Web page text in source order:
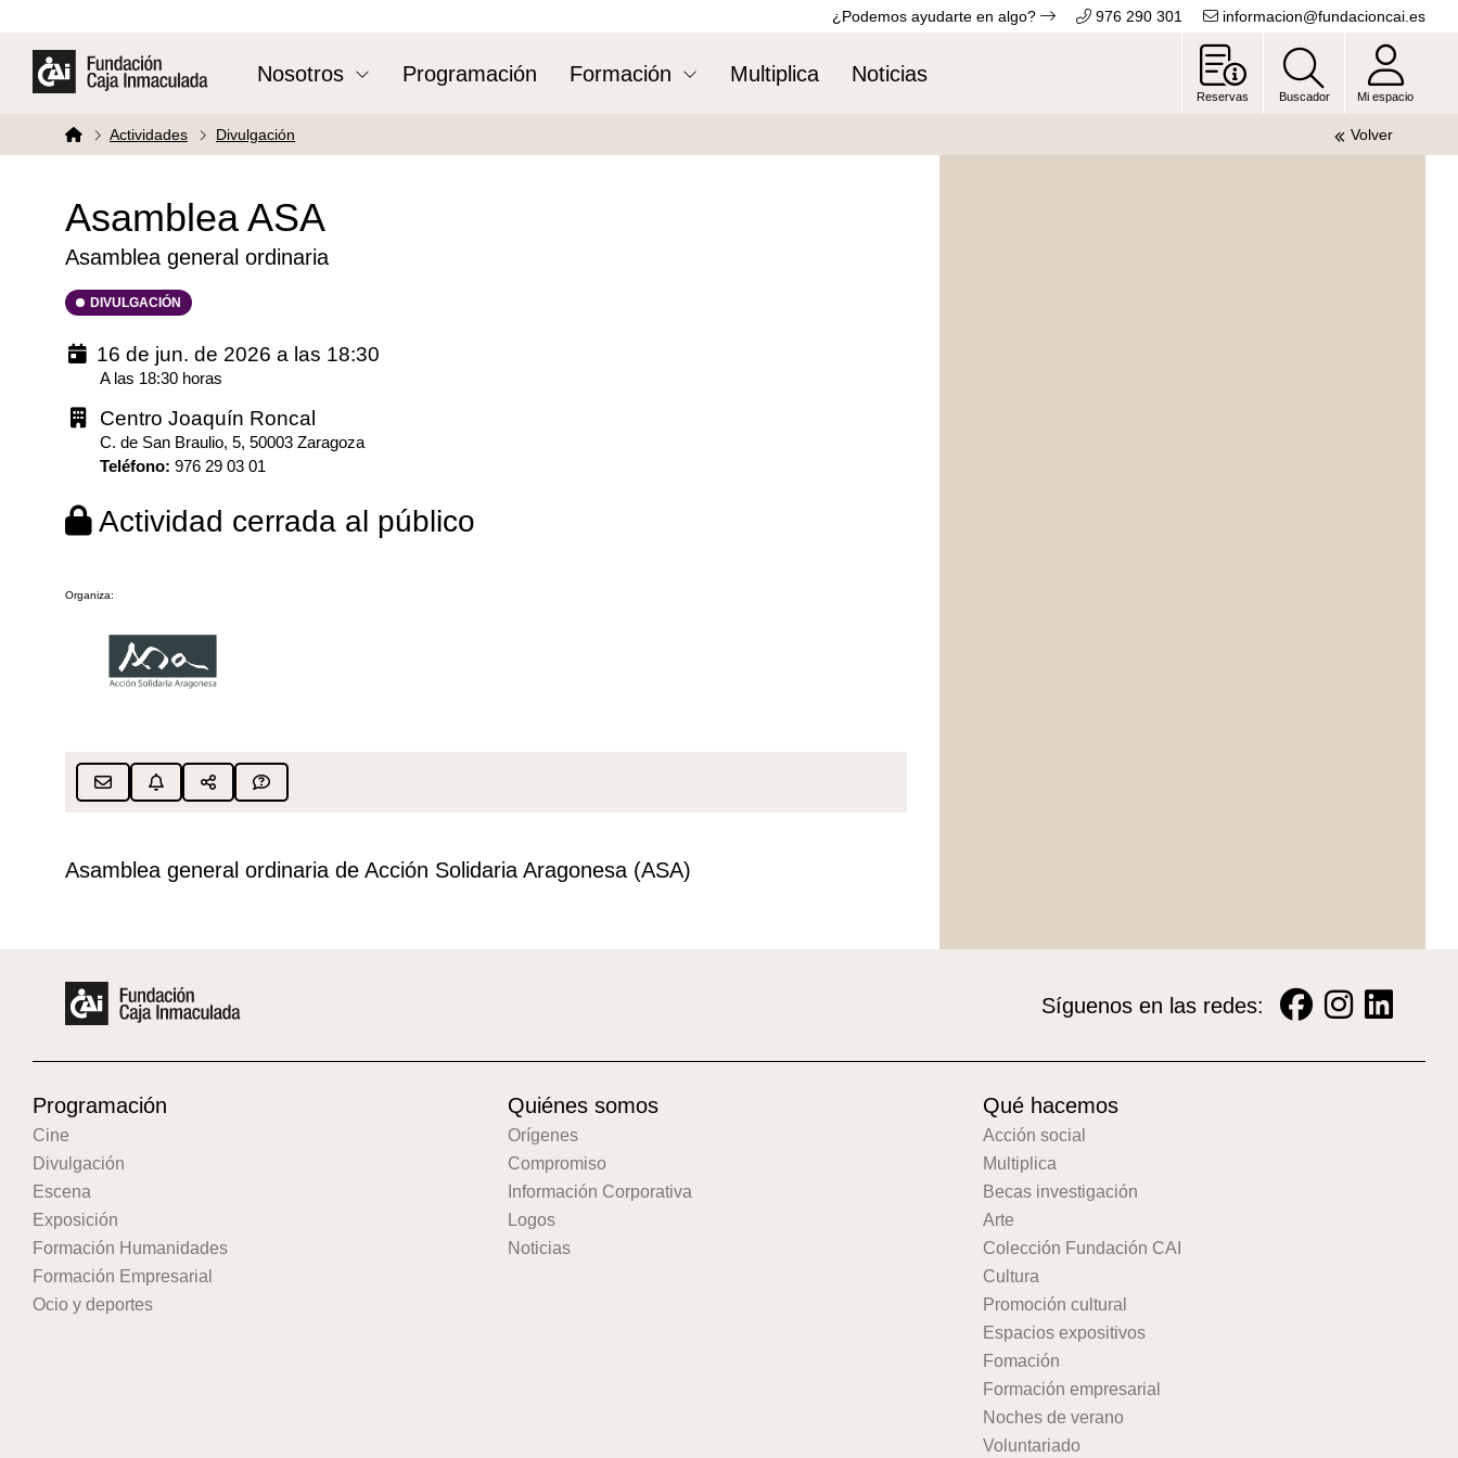
¿Podemos ayudarte en algo? 976 290 301 informacion@fundacioncai.es
Nosotros Programación Formación Multiplica Noticias
Reservas Buscador Mi espacio
Actividades Divulgación Volver
Asamblea ASA
Asamblea general ordinaria
DIVULGACIÓN
16 de jun. de 2026 a las 18:30
A las 18:30 horas
Centro Joaquín Roncal
C. de San Braulio, 5, 50003 Zaragoza
Teléfono: 976 29 03 01
Actividad cerrada al público
Organiza:
Asamblea general ordinaria de Acción Solidaria Aragonesa (ASA)
Síguenos en las redes:
Programación
Cine
Divulgación
Escena
Exposición
Formación Humanidades
Formación Empresarial
Ocio y deportes
Quiénes somos
Orígenes
Compromiso
Información Corporativa
Logos
Noticias
Qué hacemos
Acción social
Multiplica
Becas investigación
Arte
Colección Fundación CAI
Cultura
Promoción cultural
Espacios expositivos
Fomación
Formación empresarial
Noches de verano
Voluntariado